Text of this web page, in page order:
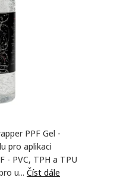
PPF Gel -
pro aplikaci
- PVC, TPH a TPU
u... Číst dále